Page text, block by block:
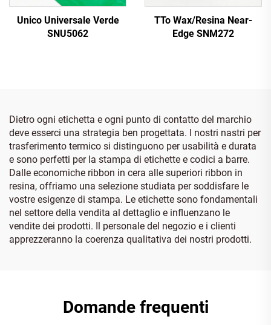
Unico Universale Verde
SNU5062
TTo Wax/Resina Near-
Edge SNM272
Dietro ogni etichetta e ogni punto di contatto del marchio
deve esserci una strategia ben progettata. I nostri nastri per
trasferimento termico si distinguono per usabilità e durata
e sono perfetti per la stampa di etichette e codici a barre.
Dalle economiche ribbon in cera alle superiori ribbon in
resina, offriamo una selezione studiata per soddisfare le
vostre esigenze di stampa. Le etichette sono fondamentali
nel settore della vendita al dettaglio e influenzano le
vendite dei prodotti. Il personale del negozio e i clienti
apprezzeranno la coerenza qualitativa dei nostri prodotti.
Domande frequenti